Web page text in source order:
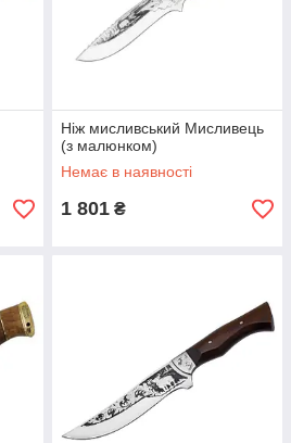
Ніж мисливський Мисливець
(з малюнком)
Немає в наявності
1 801 ₴